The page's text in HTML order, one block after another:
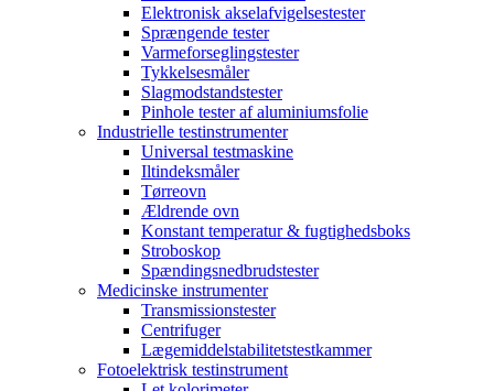
Elektronisk akselafvigelsestester
Sprængende tester
Varmeforseglingstester
Tykkelsesmåler
Slagmodstandstester
Pinhole tester af aluminiumsfolie
Industrielle testinstrumenter
Universal testmaskine
Iltindeksmåler
Tørreovn
Ældrende ovn
Konstant temperatur & fugtighedsboks
Stroboskop
Spændingsnedbrudstester
Medicinske instrumenter
Transmissionstester
Centrifuger
Lægemiddelstabilitetstestkammer
Fotoelektrisk testinstrument